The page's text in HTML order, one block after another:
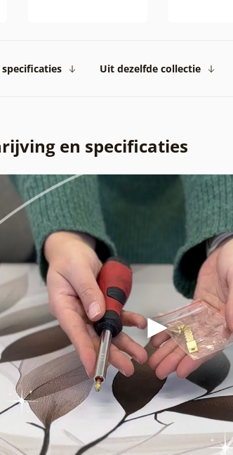
Uit dezelfde collectie
en specificaties